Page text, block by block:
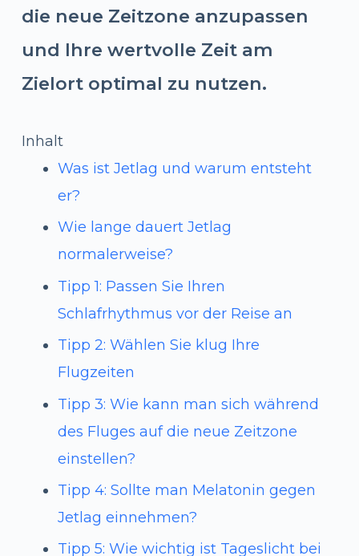
die neue Zeitzone anzupassen
und Ihre wertvolle Zeit am
Zielort optimal zu nutzen.
Inhalt
Was ist Jetlag und warum entsteht
er?
Wie lange dauert Jetlag
normalerweise?
Tipp 1: Passen Sie Ihren
Schlafrhythmus vor der Reise an
Tipp 2: Wählen Sie klug Ihre
Flugzeiten
Tipp 3: Wie kann man sich während
des Fluges auf die neue Zeitzone
einstellen?
Tipp 4: Sollte man Melatonin gegen
Jetlag einnehmen?
Tipp 5: Wie wichtig ist Tageslicht bei